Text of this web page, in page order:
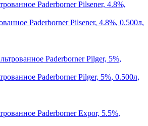
Paderborner Pilsener, 4.8%, 0.500л,
Paderborner Pilger, 5%, 0.500л,